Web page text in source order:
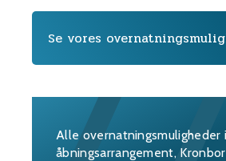
Se vores
Alle overnatningsmuligheder
åbningsarrangement,